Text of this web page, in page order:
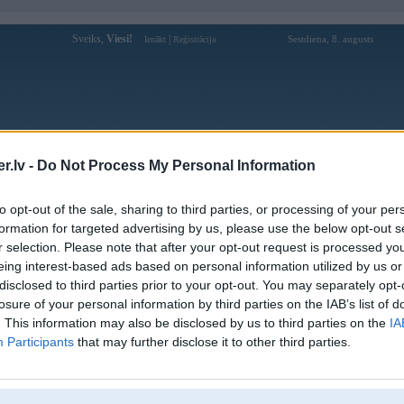
- Do Not Process My Personal Information
opt-out of the sale, sharing to third parties, or processing of your
for targeted advertising by us, please use the below opt-out
selection. Please note that after your opt-out request is processed
interest-based ads based on personal information utilized by us
to third parties prior to your opt-out. You may separately
of your personal information by third parties on the IAB’s list of
This information may also be disclosed by us to third parties on the
Participants that may further disclose it to other third parties.
Sveiks, Viesi! Ienākt Reģistrācija Sestdiena, 8. augusts
Forums Galerijas Reģistrācija Lietotāji
Lietotāja UVIS profils
Pēdējo reizi manīts: 04. Oct 2013, 17:34
Lietotājvārds:
UVIS
Pilsēta:
Rīga
Braucu ar:
Nodarbošanās:
Gone in 60 sedonds
Ziņojumi forumā:
2414